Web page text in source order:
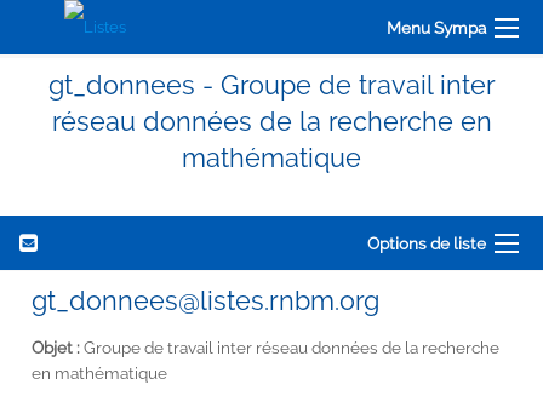
Menu Sympa
gt_donnees - Groupe de travail inter
réseau données de la recherche en
mathématique
Options de liste
gt_donnees@listes.rnbm.org
Objet :Groupe de travail inter réseau données de la recherche
en mathématique